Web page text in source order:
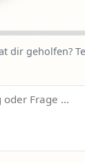
dir geholfen?